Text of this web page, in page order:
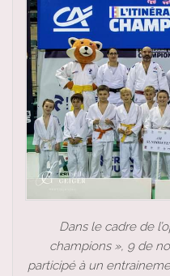
Dans le cadre de
champions », 9 de
participé à un